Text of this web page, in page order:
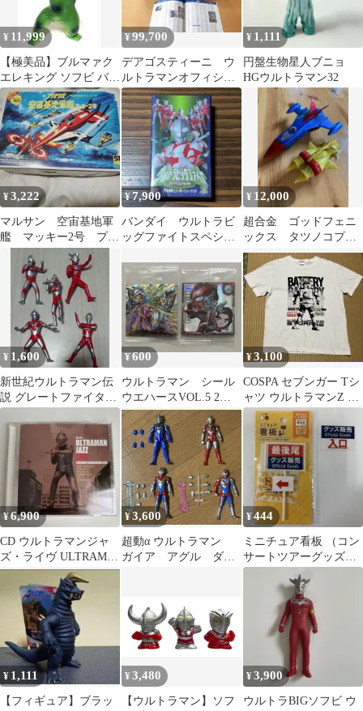
¥ 11,999
【極美品】ブルマァク
エレキング ソフビ バン
ダイ ウルトラマン 生誕
25周年
¥99,700
デアゴスティーニ ウ
ルトラマンオフィシャ
ルデーターファイル全
号セットおまけ付き
¥ 1,111
円盤生物星人ブニョ
HGウルトラマン32
¥3,222
マルサン 空宙基地軍
艦 マッキー2号 プラ
モデル 昭和レトロ
空箱
¥7,900
バンダイ ウルトラビ
ッグファイトスペシャ
パーミュージック2
¥ 12,000
超合金 ゴッドフェニ
ックス タツノコプ
ロ ガッチャマン
¥ 1,600
新世紀ウルトラマン伝
説 グレートファイタ
ー 5体セット
¥600
ウルトラマン シール
ウエハースVOL.5 2枚
セット
¥3,100
COSPA セブンガー Tシ
ャツ ウルトラマンZ 特
空機1号 円谷プロ
¥6,900
CD ウルトラマンジャ
ズ・ライヴ ULTRAMN
JAZZ 布川俊樹
¥3,600
超動α ウルトラマン
ガイア アグル ダイ
¥444
ミニチュア看板 （コン
サートツアーグッズ売
り場行列再現用）ホワ
¥ 1,111
【フィギュア】ブラッ
¥3,480
【ウルトラマン】ソフ
¥3,900
ウルトラBIGソフビ ウ